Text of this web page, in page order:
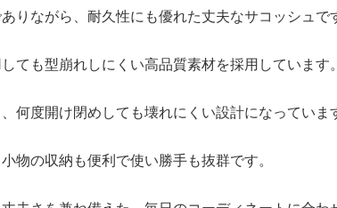
りながら、耐久性にも優れた丈夫なサコッシュで
ても型崩れしにくい高品質素材を採用しています
何度開け閉めしても壊れにくい設計になっていま
物の収納も便利で使い勝手も抜群です。